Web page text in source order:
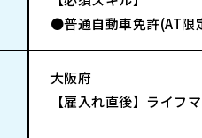
●普通自動車免許(AT限
大阪府
【雇入れ直後】ライ